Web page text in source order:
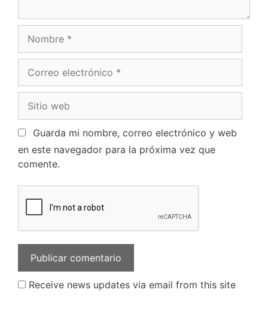
Guarda mi nombre, correo electrónico y web
en este navegador para la próxima vez que
comente.
Receive news updates via email from this site